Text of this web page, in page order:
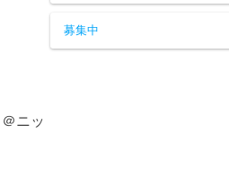
ニッ
募集中